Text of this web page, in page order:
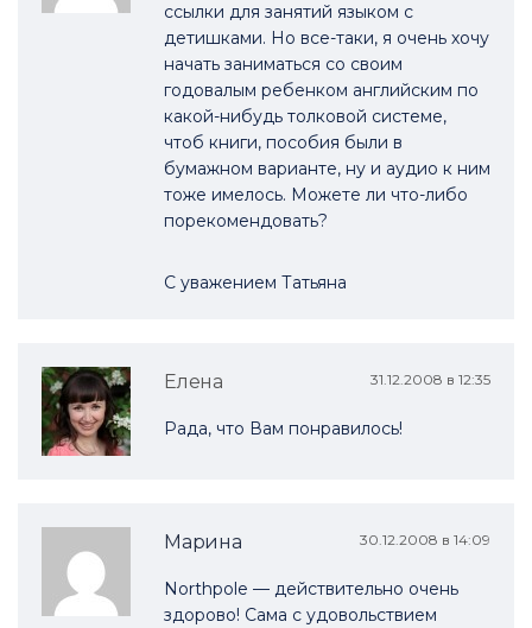
ссылки для занятий языком с
детишками. Но все-таки, я очень хочу
начать заниматься со своим
годовалым ребенком английским по
какой-нибудь толковой системе,
чтоб книги, пособия были в
бумажном варианте, ну и аудио к ним
тоже имелось. Можете ли что-либо
порекомендовать?
С уважением Татьяна
Елена 31.12.2008 в 12:35
Рада, что Вам понравилось!
Марина 30.12.2008 в 14:09
Northpole — действительно очень
здорово! Сама с удовольствием